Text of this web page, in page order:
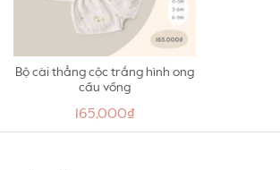
Kháng khuẩn
Kiểm soát nhiệt độ
Bộ cài thẳng cộc trắng hình ong
cầu vồng
165,000₫